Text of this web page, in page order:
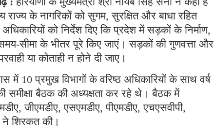
के नागरिकों को सुगम, सुरक्षित और बाधा रहित
को निर्देश दिए कि प्रदेश में सड़कों के निर्माण,
सीमा के भीतर पूरे किए जाएं। सड़कों की गुणवत्ता और
या कोताही न होने दी जाए।
में 10 प्रमुख विभागों के वरिष्ठ अधिकारियों के साथ वर्ष
समीक्षा बैठक की अध्यक्षता कर रहे थे। बैठक में
जीएमडीए, एसएमडीए, पीएमडीए, एचएसवीपी,
शिरकत की।